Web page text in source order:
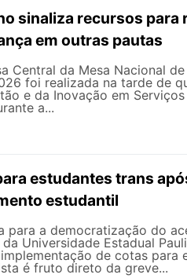
sinaliza recursos para
em outras pautas
Central da Mesa Nacional
foi realizada na tarde de
e da Inovação em
a...
estudantes trans
estudantil
para a democratização do
Universidade Estadual
de cotas para
é fruto direto da greve...